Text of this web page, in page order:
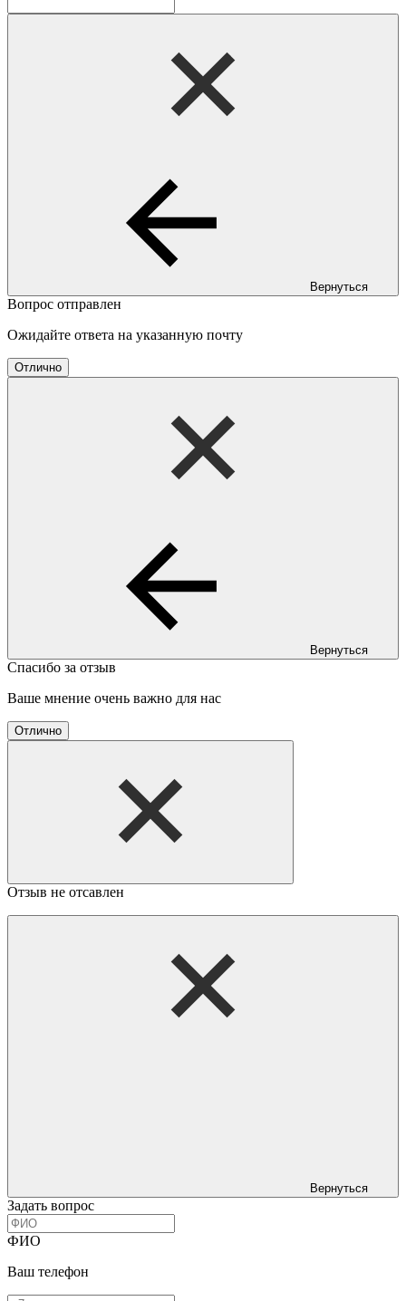
Вернуться
Вопрос отправлен
Ожидайте ответа на указанную почту
Отлично
Вернуться
Спасибо за отзыв
Ваше мнение очень важно для нас
Отлично
Отзыв не отсавлен
Вернуться
Задать вопрос
ФИО
Ваш телефон